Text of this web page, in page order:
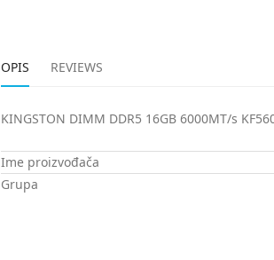
OPIS REVIEWS
KINGSTON DIMM DDR5 16GB 6000MT/s
Ime proizvođača
Grupa